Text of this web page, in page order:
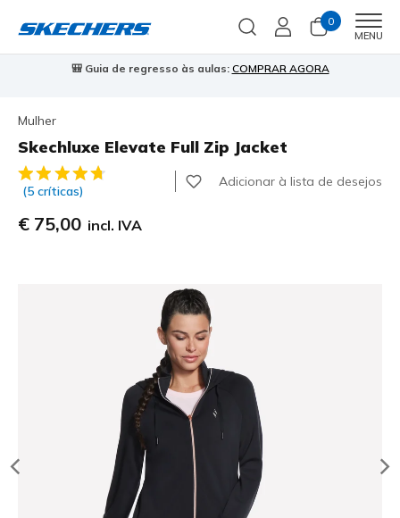
0
MENU
Skechers VIP:45 dias de devolução para membros
Mulher
Skechluxe Elevate Full Zip Jacket
3$7 de 5 – Classificação do cliente
(5 críticas)
Adicionar à lista de desejos
€ 75,00 incl. IVA